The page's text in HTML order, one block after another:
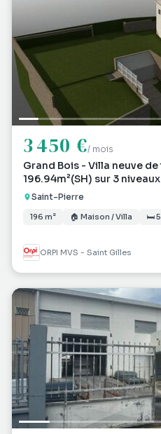
3 450 €/ mois
Grand Bois - Villa neuve
196.94m²(SH) sur 3
Saint-Pierre
196 m² 🏠 Maison / Villa 🛏 5
ORPI MVS - Saint Gilles